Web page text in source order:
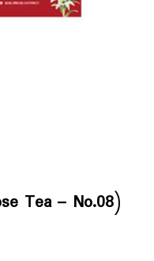
Tea – No.08)